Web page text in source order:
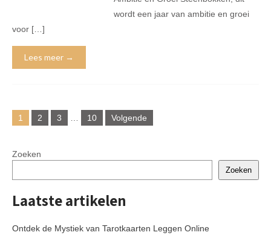
wordt een jaar van ambitie en groei
voor […]
Lees meer →
Berichtennavigatie
1 2 3 10 Volgende
Zoeken
Zoeken
Laatste artikelen
Ontdek de Mystiek van Tarotkaarten Leggen Online